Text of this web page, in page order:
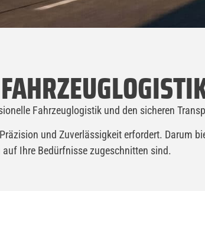
Fahrzeuglogistik und den sicheren
und Zuverlässigkeit erfordert. Darum
auf Ihre Bedürfnisse zugeschnitten sind.